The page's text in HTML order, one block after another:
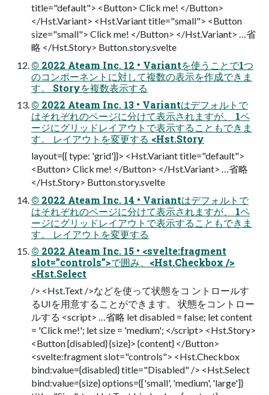
title="default"> <Button> Click me! </Button>
</Hst.Variant> <Hst.Variant title="small"> <Button
size="small"> Click me! </Button> </Hst.Variant> …省
略 </Hst.Story> Button.story.svelte
© 2022 Ateam Inc. 12 • Variantを使うことで1つ
のコンポーネントに対して複数の表示を作成できま
す。 Storyを複数表示する
© 2022 Ateam Inc. 13 • Variantはデフォルトで
はそれぞれのページに分けて表示されますが、 1ペ
ージにグリッドレイアウトで表示することもできま
す。 レイアウトを変更する <Hst.Story
layout={{ type: 'grid'}}> <Hst.Variant title="default">
<Button> Click me! </Button> </Hst.Variant> …省略
</Hst.Story> Button.story.svelte
© 2022 Ateam Inc. 14 • Variantはデフォルトで
はそれぞれのページに分けて表示されますが、 1ペ
ージにグリッドレイアウトで表示することもできま
す。 レイアウトを変更する
© 2022 Ateam Inc. 15 • <svelte:fragment
slot=”controls”>で囲み、<Hst.Checkbox />
<Hst.Select
/> <Hst.Text />などを使って状態をコ ントロールす
るUIを用意することができます。 状態をコントロー
ルする <script> …省略 let disabled = false; let content
= 'Click me!'; let size = 'medium'; </script> <Hst.Story>
<Button {disabled} {size}> {content} </Button>
<svelte:fragment slot="controls"> <Hst.Checkbox
bind:value={disabled} title="Disabled" /> <Hst.Select
bind:value={size} options={['small', 'medium', 'large']}